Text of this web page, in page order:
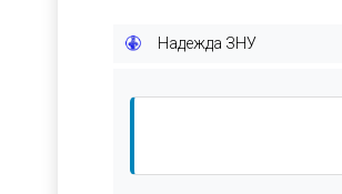
Надежда ЗНУ